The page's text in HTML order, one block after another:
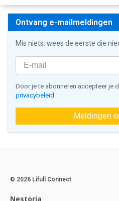
Ontvang e-mailmeldingen
Mis niets: wees de eerste die
Door je te abonneren accepteer je
privacybeleid
Meldingen
© 2026 Lifull Connect
Nestoria